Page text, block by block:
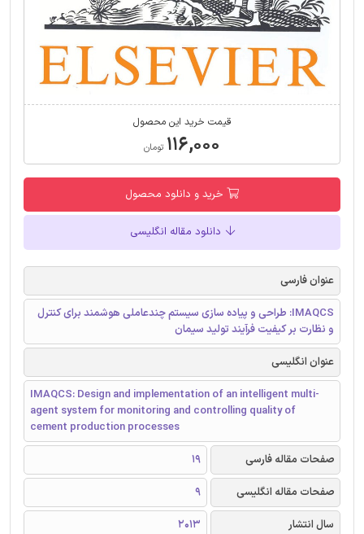
قیمت خرید این محصول
۱۱۶,۰۰۰ تومان
خرید و دانلود محصول
دانلود مقاله انگلیسی
عنوان فارسی
IMAQCS: طراحی و پیاده سازی سیستم چندعاملی هوشمند برای کنترل
و نظارت بر کیفیت فرآیند تولید سیمان
عنوان انگلیسی
IMAQCS: Design and implementation of an intelligent multi-
agent system for monitoring and controlling quality of
cement production processes
صفحات مقاله فارسی
19
صفحات مقاله انگلیسی
9
سال انتشار
2013